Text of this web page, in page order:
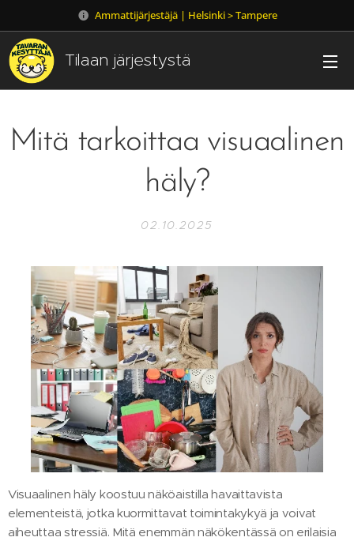
Ammattijärjestäjä | Helsinki > Tampere
Tilaan järjestystä
Mitä tarkoittaa visuaalinen
häly?
02.10.2025
Visuaalinen häly koostuu näköaistilla havaittavista
elementeistä, jotka kuormittavat toimintakykyä ja voivat
aiheuttaa stressiä. Mitä enemmän näkökentässä on erilaisia